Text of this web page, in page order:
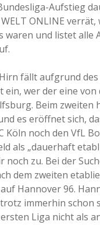
Aufstieg
ONLINE verrät,
waren und listet alle
fällt aufgrund
wer der eine von
Beim zweiten
es eröffnet sich,
Köln noch den VfL
als „dauerhaft
noch zu. Bei der
dem zweiten
Hannover 96.
immerhin schon
Liga nicht als